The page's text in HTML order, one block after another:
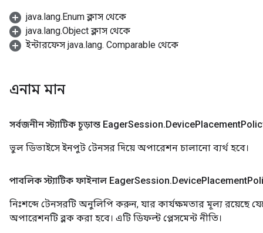
java.lang.Enum ক্লাস থেকে
java.lang.Object ক্লাস থেকে
ইন্টারফেস java.lang. Comparable থেকে
এনাম মান
সর্বজনীন স্ট্যাটিক চূড়ান্ত EagerSession.DevicePlacement
ভুল ডিভাইসে ইনপুট টেনসর দিয়ে অপারেশন চালানো ব্যর্থ হবে।
পাবলিক স্ট্যাটিক ফাইনাল EagerSession.DevicePlacement
নিঃশব্দে টেনসরটি অনুলিপি করুন, যার কার্যক্ষমতার মূল্য রয়েছে
অপারেশনটি ব্লক করা হবে। এটি ডিফল্ট প্লেসমেন্ট নীতি।